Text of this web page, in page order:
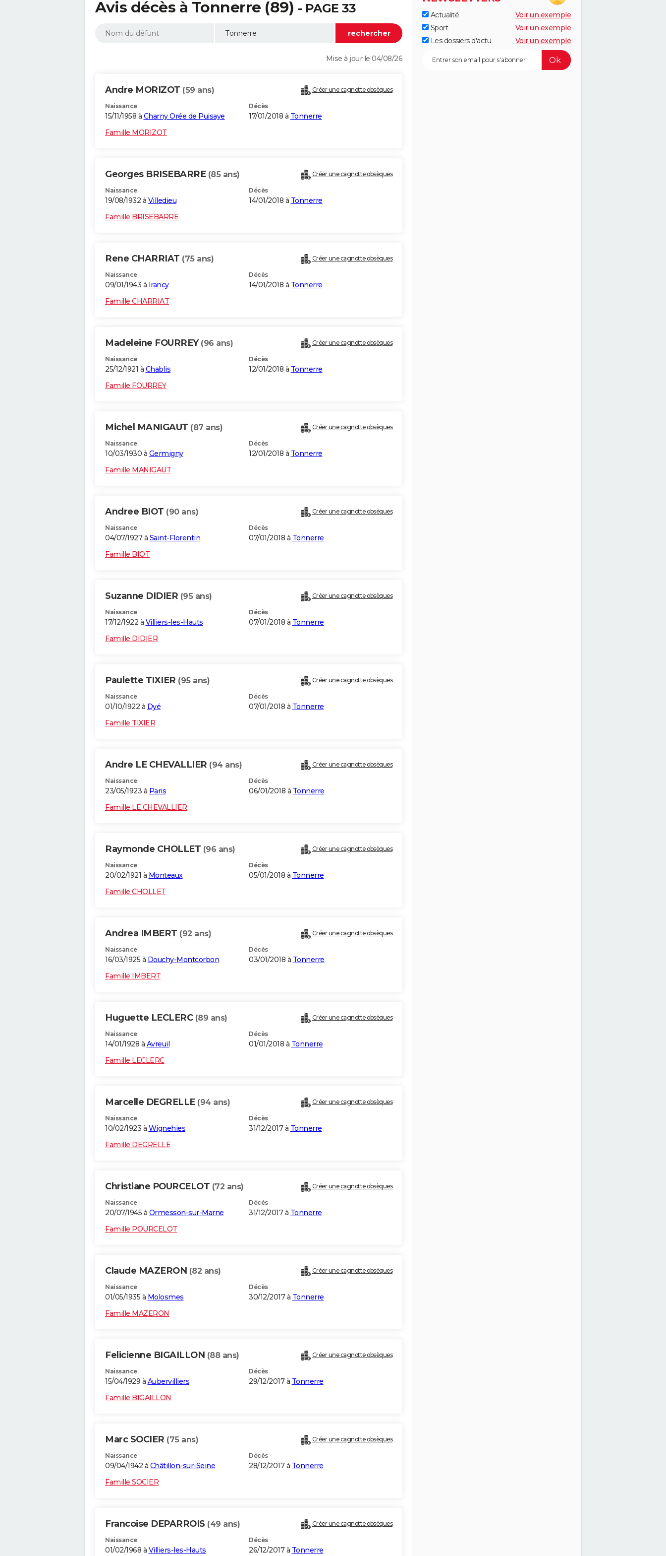
Avis décès à Tonnerre (89) - PAGE 33
Mise à jour le 04/08/26
Andre MORIZOT (59 ans) Créer une cagnotte obsèques
Naissance
15/11/1958 à Charny Orée de Puisaye
Décès
17/01/2018 à Tonnerre
Famille MORIZOT
Georges BRISEBARRE (85 ans) Créer une cagnotte obsèques
Naissance
19/08/1932 à Villedieu
Décès
14/01/2018 à Tonnerre
Famille BRISEBARRE
Rene CHARRIAT (75 ans) Créer une cagnotte obsèques
Naissance
09/01/1943 à Irancy
Décès
14/01/2018 à Tonnerre
Famille CHARRIAT
Madeleine FOURREY (96 ans) Créer une cagnotte obsèques
Naissance
25/12/1921 à Chablis
Décès
12/01/2018 à Tonnerre
Famille FOURREY
Michel MANIGAUT (87 ans) Créer une cagnotte obsèques
Naissance
10/03/1930 à Germigny
Décès
12/01/2018 à Tonnerre
Famille MANIGAUT
Andree BIOT (90 ans) Créer une cagnotte obsèques
Naissance
04/07/1927 à Saint-Florentin
Décès
07/01/2018 à Tonnerre
Famille BIOT
Suzanne DIDIER (95 ans) Créer une cagnotte obsèques
Naissance
17/12/1922 à Villiers-les-Hauts
Décès
07/01/2018 à Tonnerre
Famille DIDIER
Paulette TIXIER (95 ans) Créer une cagnotte obsèques
Naissance
01/10/1922 à Dyé
Décès
07/01/2018 à Tonnerre
Famille TIXIER
Andre LE CHEVALLIER (94 ans) Créer une cagnotte obsèques
Naissance
23/05/1923 à Paris
Décès
06/01/2018 à Tonnerre
Famille LE CHEVALLIER
Raymonde CHOLLET (96 ans) Créer une cagnotte obsèques
Naissance
20/02/1921 à Monteaux
Décès
05/01/2018 à Tonnerre
Famille CHOLLET
Andrea IMBERT (92 ans) Créer une cagnotte obsèques
Naissance
16/03/1925 à Douchy-Montcorbon
Décès
03/01/2018 à Tonnerre
Famille IMBERT
Huguette LECLERC (89 ans) Créer une cagnotte obsèques
Naissance
14/01/1928 à Avreuil
Décès
01/01/2018 à Tonnerre
Famille LECLERC
Marcelle DEGRELLE (94 ans) Créer une cagnotte obsèques
Naissance
10/02/1923 à Wignehies
Décès
31/12/2017 à Tonnerre
Famille DEGRELLE
Christiane POURCELOT (72 ans) Créer une cagnotte obsèques
Naissance
20/07/1945 à Ormesson-sur-Marne
Décès
31/12/2017 à Tonnerre
Famille POURCELOT
Claude MAZERON (82 ans) Créer une cagnotte obsèques
Naissance
01/05/1935 à Molosmes
Décès
30/12/2017 à Tonnerre
Famille MAZERON
Felicienne BIGAILLON (88 ans) Créer une cagnotte obsèques
Naissance
15/04/1929 à Aubervilliers
Décès
29/12/2017 à Tonnerre
Famille BIGAILLON
Marc SOCIER (75 ans) Créer une cagnotte obsèques
Naissance
09/04/1942 à Châtillon-sur-Seine
Décès
28/12/2017 à Tonnerre
Famille SOCIER
Francoise DEPARROIS (49 ans) Créer une cagnotte obsèques
Naissance
01/02/1968 à Villiers-les-Hauts
Décès
26/12/2017 à Tonnerre
Actualité
Voir un exemple
Sport
Voir un exemple
Les dossiers d'actu
Voir un exemple